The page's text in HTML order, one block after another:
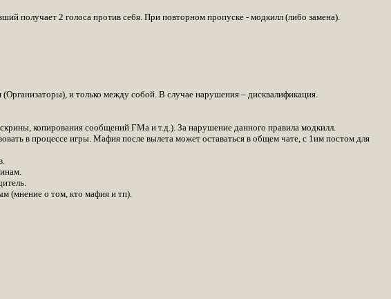
получает 2 голоса против себя. При повторном пропуске - модкилл (либо замена).
и только между собой. В случае нарушения – дисквалификация.
копирования сообщений ГМа и т.д.). За нарушение данного правила модкилл.
в процессе игры. Мафия после вылета может оставаться в общем чате, с 1им постом для
(мнение о том, кто мафия и тп).